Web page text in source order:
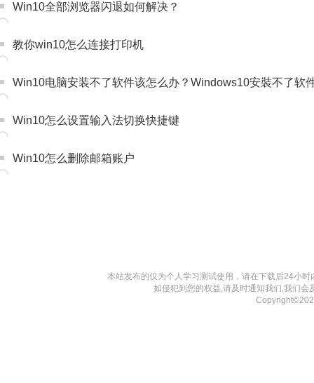
Win10全部浏览器闪退如何解决？
教你win10怎么连接打印机
Win10电脑安装不了软件该怎么办？Windows10安裝不了软
Win10怎么设置输入法切换快捷键
Win10怎么删除邮箱账户
本站发布的仅为个人学习测试使用，请在下载后24小
如侵犯到您的权益,请及时通知我们,我们